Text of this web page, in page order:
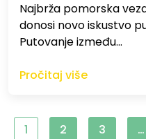
Najbrža pomorska
donosi novo iskustvo
Putovanje između…
Pročitaj više
1 2 3 …